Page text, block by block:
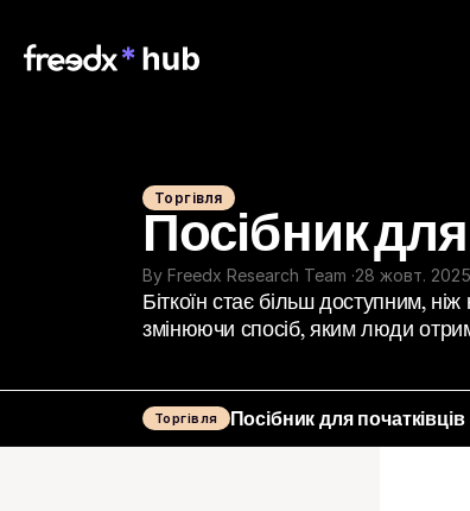
Торгівля
Посібник
By Freedx Research Team ·28 жовт.
Біткоїн стає більш доступним,
змінюючи спосіб, яким люди
Торгівля Посібник для